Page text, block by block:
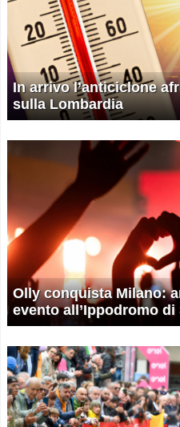
In arrivo l’anticiclone
sulla Lombardia
Olly conquista Milano:
evento all’Ippodromo di